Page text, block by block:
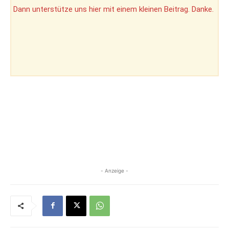
Dann unterstütze uns hier mit einem kleinen Beitrag. Danke.
- Anzeige -